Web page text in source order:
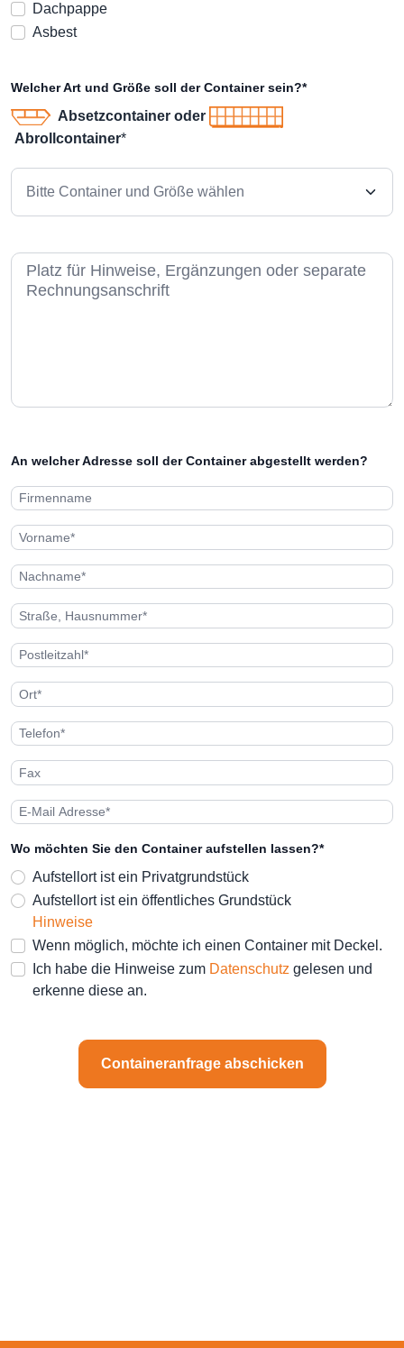
Dachpappe
Asbest
Welcher Art und Größe soll der Container sein?*
Absetzcontainer oder
Abrollcontainer*
An welcher Adresse soll der Container abgestellt werden?
Wo möchten Sie den Container aufstellen lassen?*
Aufstellort ist ein Privatgrundstück
Aufstellort ist ein öffentliches Grundstück
Hinweise
Wenn möglich, möchte ich einen Container mit Deckel.
Ich habe die Hinweise zum Datenschutz gelesen und
erkenne diese an.
Containeranfrage abschicken